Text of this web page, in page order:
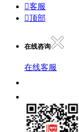
客服
顶部
在线咨询
在线客服